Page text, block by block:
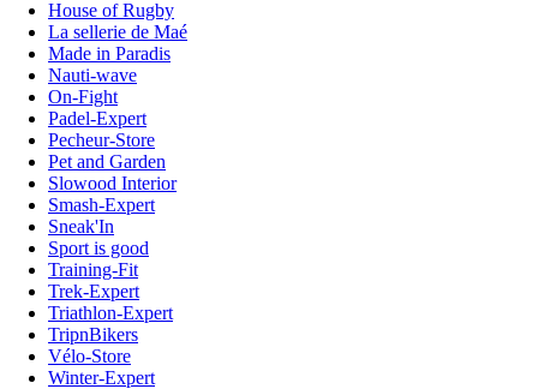
House of Rugby
La sellerie de Maé
Made in Paradis
Nauti-wave
On-Fight
Padel-Expert
Pecheur-Store
Pet and Garden
Slowood Interior
Smash-Expert
Sneak'In
Sport is good
Training-Fit
Trek-Expert
Triathlon-Expert
TripnBikers
Vélo-Store
Winter-Expert